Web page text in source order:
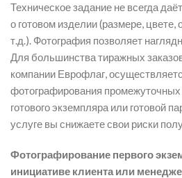
Техническое задание не всегда
о готовом изделии (размере, цвете,
т.д.). Фотография позволяет
Для большинства тиражных
компании Еврофлаг,
фотографирования промежуточных
готового экземпляра или готовой
услуге вы снижаете свои риски
Фотографирование первого
инициативе клиента или